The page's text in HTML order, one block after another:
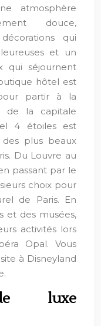
atmosphère
douce,
qui
et un
qui séjournent
hôtel est
partir à la
de la capitale
4 étoiles est
plus beaux
Du Louvre au
passant par le
choix pour
de Paris. En
et des musées,
activités lors
Opal. Vous
à Disneyland
luxe